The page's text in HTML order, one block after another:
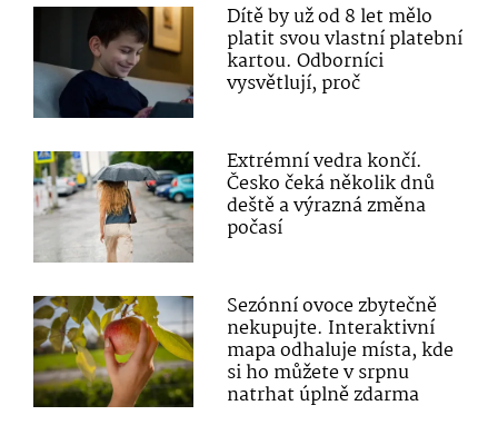
Dítě by už od 8 let mělo
platit svou vlastní platební
kartou. Odborníci
vysvětlují, proč
Extrémní vedra končí.
Česko čeká několik dnů
deště a výrazná změna
počasí
Sezónní ovoce zbytečně
nekupujte. Interaktivní
mapa odhaluje místa, kde
si ho můžete v srpnu
natrhat úplně zdarma